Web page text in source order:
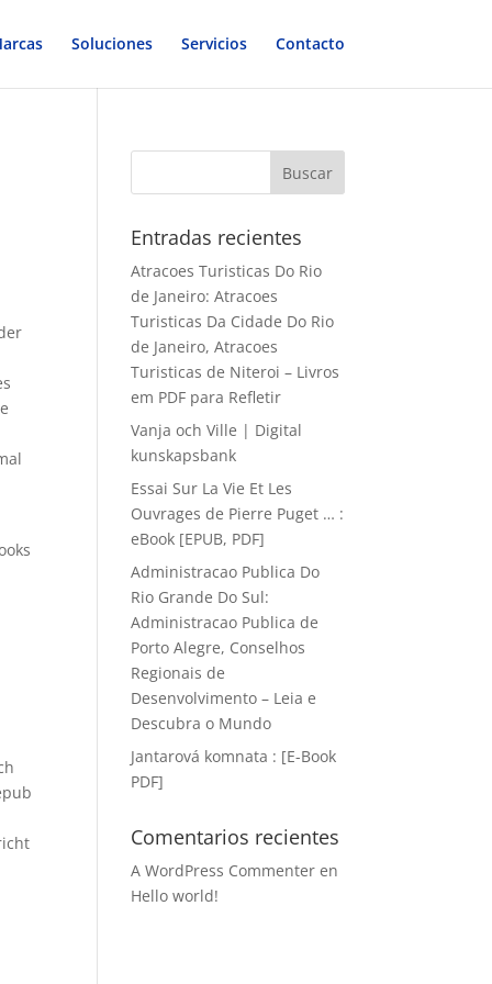
Soluciones Servicios Contacto
Entradas recientes
Atracoes Turisticas Do Rio
de Janeiro: Atracoes
Turisticas Da Cidade Do Rio
de Janeiro, Atracoes
Turisticas de Niteroi – Livros
em PDF para Refletir
Vanja och Ville | Digital
kunskapsbank
Essai Sur La Vie Et Les
Ouvrages de Pierre Puget … :
eBook [EPUB, PDF]
Administracao Publica Do
Rio Grande Do Sul:
Administracao Publica de
Porto Alegre, Conselhos
Regionais de
Desenvolvimento – Leia e
Descubra o Mundo
Jantarová komnata : [E-Book
PDF]
Comentarios recientes
A WordPress Commenter en
Hello world!